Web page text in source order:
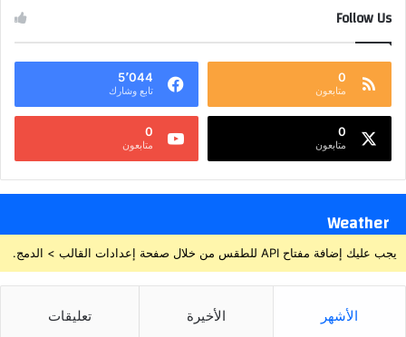
Follow Us
0
متابعون
5٬044
تابع وشارك
0
متابعون
0
متابعون
Weather
يجب عليك إضافة مفتاح API للطقس من خلال صفحة إعدادات القالب > الدمج.
الأشهر الأخيرة تعليقات